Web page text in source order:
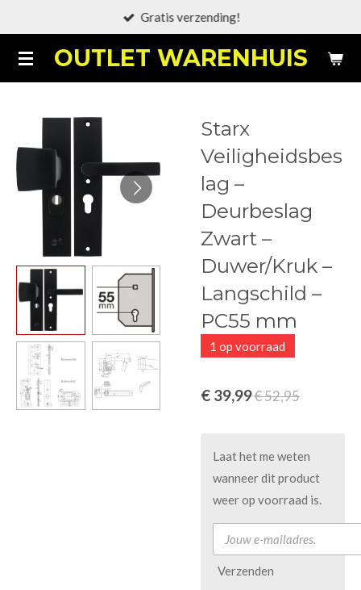
naar
de
OUTLET WARENHUIS
Gratis verzending!
Starx
Veiligheidsbes
lag –
Deurbeslag
Zwart –
Duwer/Kruk –
Langschild –
PC55 mm
1 op voorraad
€ 39,99€ 52,95
Laat het me weten
wanneer dit product
weer op voorraad is.
Verzenden